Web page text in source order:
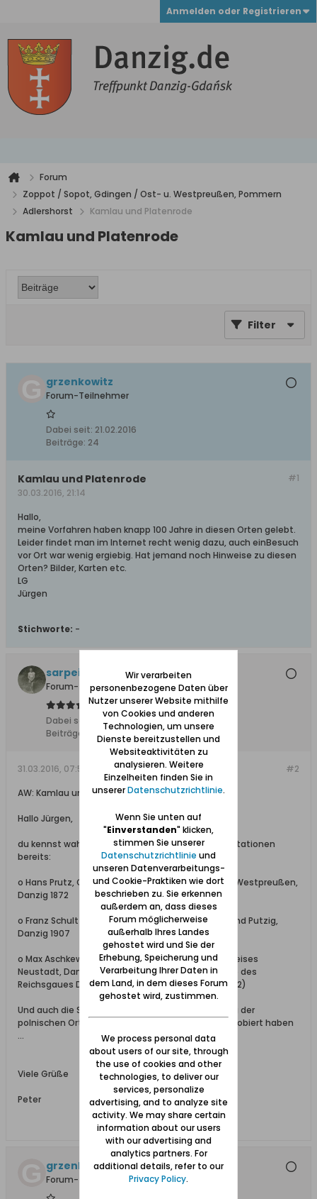
Anmelden oder Registrieren
Forum
Zoppot / Sopot, Gdingen / Ost- u. Westpreußen, Pommern
Adlershorst
Kamlau und Platenrode
Kamlau und Platenrode
Filter
grzenkowitz
Forum-Teilnehmer
Dabei seit: 21.02.2016
Beiträge: 24
#1
Kamlau und Platenrode
30.03.2016, 21:14
Hallo,
meine Vorfahren haben knapp 100 Jahre in diesen Orten gelebt.
Leider findet man im Internet recht wenig dazu, auch einBesuch
vor Ort war wenig ergiebig. Hat jemand noch Hinweise zu diesen
Orten? Bilder, Karten etc.
LG
Jürgen
Stichworte: -
sarpei
Forum-Teilnehmer
Dabei seit:
17.12.2013
Beiträge:
6105
#2
31.03.2016, 07:58
AW: Kamlau und Platenrode
Hallo Jürgen,
du kennst wahrscheinlich die folgenden Dokumentationen
bereits:
o Hans Prutz, Geschichte des Kreises Neustadt in Westpreußen,
Danzig 1872
o Franz Schultz, Geschichte der Kreise Neustadt und Putzig,
Danzig 1907
o Max Aschkewitz, Bevölkerungsgeschichte des Kreises
Neustadt, Danzig 1942 (= Bevölkerungsgeschichte des
Reichsgaues Danzig-Westpreussen, Reihe B, Heft 2)
Und auch die Suche im Internet unter Verwendung der
polnischen Ortsnamen dürftest du ja schon ausprobiert haben
...
Viele Grüße
Peter
grzenkowitz
Forum-Teilnehmer
Wir verarbeiten
personenbezogene Daten über
Nutzer unserer Website mithilfe
von Cookies und anderen
Technologien, um unsere
Dienste bereitzustellen und
Websiteaktivitäten zu
analysieren. Weitere
Einzelheiten finden Sie in
unsererDatenschutzrichtlinie.
Wenn Sie unten auf
"Einverstanden" klicken,
stimmen Sie unserer
Datenschutzrichtlinie und
unseren Datenverarbeitungs-
und Cookie-Praktiken wie dort
beschrieben zu. Sie erkennen
außerdem an, dass dieses
Forum möglicherweise
außerhalb Ihres Landes
gehostet wird und Sie der
Erhebung, Speicherung und
Verarbeitung Ihrer Daten in
dem Land, in dem dieses Forum
gehostet wird, zustimmen.
We process personal data
about users of our site, through
the use of cookies and other
technologies, to deliver our
services, personalize
advertising, and to analyze site
activity. We may share certain
information about our users
with our advertising and
analytics partners. For
additional details, refer to our
Privacy Policy.